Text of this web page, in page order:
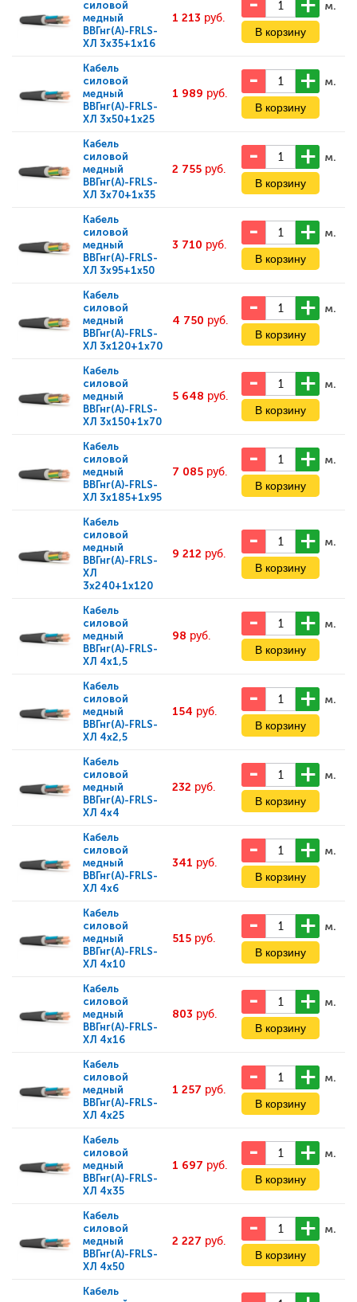
силовой
медный
ВВГнг(А)-FRLS-
ХЛ 3x35+1x16
1 213 руб.
м.
Кабель
силовой
медный
ВВГнг(А)-FRLS-
ХЛ 3x50+1x25
1 989 руб.
м.
Кабель
силовой
медный
ВВГнг(А)-FRLS-
ХЛ 3x70+1x35
2 755 руб.
м.
Кабель
силовой
медный
ВВГнг(А)-FRLS-
ХЛ 3x95+1x50
3 710 руб.
м.
Кабель
силовой
медный
ВВГнг(А)-FRLS-
ХЛ 3x120+1x70
4 750 руб.
м.
Кабель
силовой
медный
ВВГнг(А)-FRLS-
ХЛ 3x150+1x70
5 648 руб.
м.
Кабель
силовой
медный
ВВГнг(А)-FRLS-
ХЛ 3x185+1x95
7 085 руб.
м.
Кабель
силовой
медный
ВВГнг(А)-FRLS-
ХЛ
3x240+1x120
9 212 руб.
м.
Кабель
силовой
медный
ВВГнг(А)-FRLS-
ХЛ 4x1,5
98 руб.
м.
Кабель
силовой
медный
ВВГнг(А)-FRLS-
ХЛ 4x2,5
154 руб.
м.
Кабель
силовой
медный
ВВГнг(А)-FRLS-
ХЛ 4x4
232 руб.
м.
Кабель
силовой
медный
ВВГнг(А)-FRLS-
ХЛ 4x6
341 руб.
м.
Кабель
силовой
медный
ВВГнг(А)-FRLS-
ХЛ 4x10
515 руб.
м.
Кабель
силовой
медный
ВВГнг(А)-FRLS-
ХЛ 4x16
803 руб.
м.
Кабель
силовой
медный
ВВГнг(А)-FRLS-
ХЛ 4x25
1 257 руб.
м.
Кабель
силовой
медный
ВВГнг(А)-FRLS-
ХЛ 4x35
1 697 руб.
м.
Кабель
силовой
медный
ВВГнг(А)-FRLS-
ХЛ 4x50
2 227 руб.
м.
Кабель